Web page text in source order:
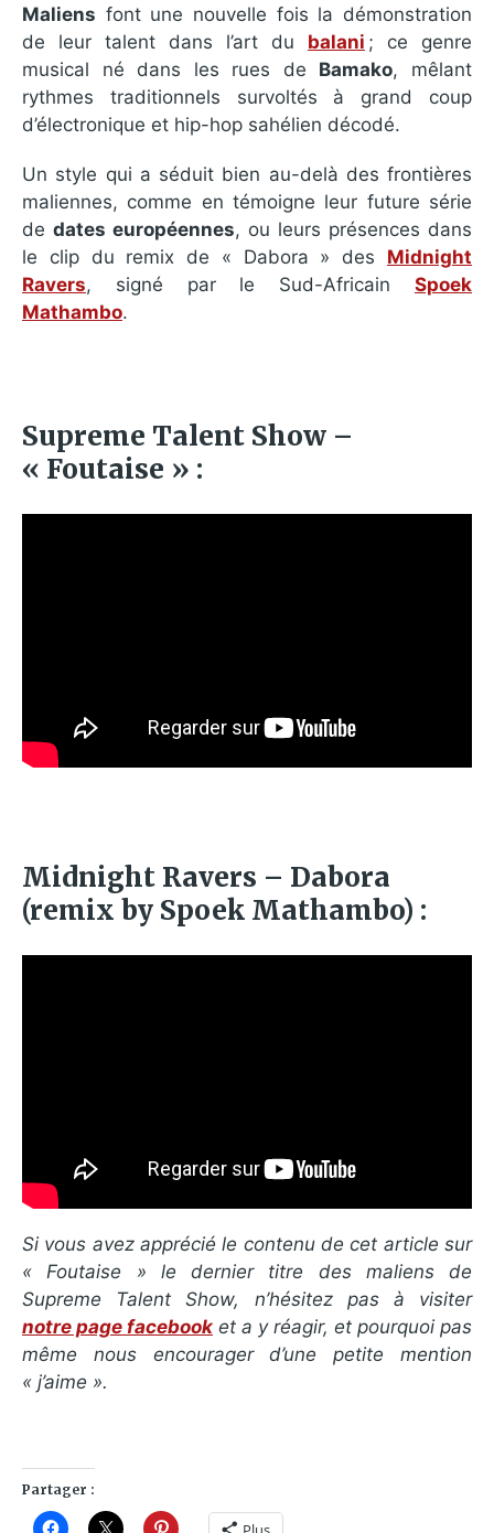
Maliens font une nouvelle fois la démonstration
de leur talent dans l’art du balani ; ce genre
musical né dans les rues de Bamako, mêlant
rythmes traditionnels survoltés à grand coup
d’électronique et hip-hop sahélien décodé.
Un style qui a séduit bien au-delà des frontières
maliennes, comme en témoigne leur future série
de dates européennes, ou leurs présences dans
le clip du remix de « Dabora » des Midnight
Ravers, signé par le Sud-Africain Spoek
Mathambo.
Supreme Talent Show –
« Foutaise » :
Midnight Ravers – Dabora
(remix by Spoek Mathambo) :
Si vous avez apprécié le contenu de cet article sur
« Foutaise » le dernier titre des maliens de
Supreme Talent Show, n’hésitez pas à visiter
notre page facebook et a y réagir, et pourquoi pas
même nous encourager d’une petite mention
« j’aime ».
Partager :